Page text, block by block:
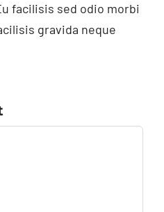
facilisis sed odio morbi
gravida neque